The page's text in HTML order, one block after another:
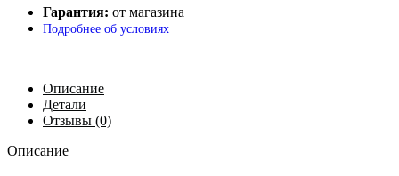
Гарантия: от магазина
Подробнее об условиях
Описание
Детали
Отзывы (0)
Описание